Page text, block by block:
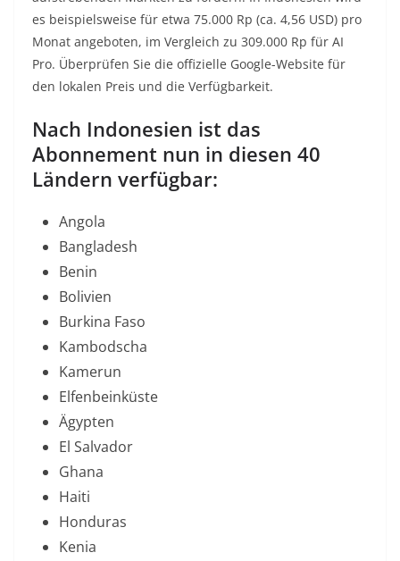
es beispielsweise für etwa 75.000 Rp (ca. 4,56 USD) pro
Monat angeboten, im Vergleich zu 309.000 Rp für AI
Pro. Überprüfen Sie die offizielle Google-Website für
den lokalen Preis und die Verfügbarkeit.
Nach Indonesien ist das
Abonnement nun in diesen 40
Ländern verfügbar:
Angola
Bangladesh
Benin
Bolivien
Burkina Faso
Kambodscha
Kamerun
Elfenbeinküste
Ägypten
El Salvador
Ghana
Haiti
Honduras
Kenia